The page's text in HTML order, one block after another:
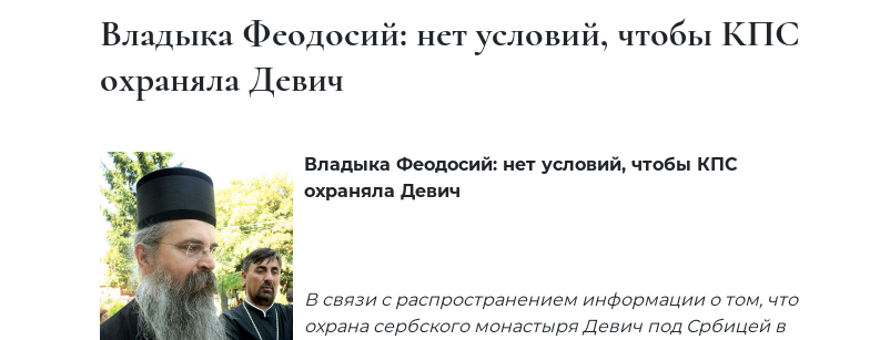
Владыка Феодосий: нет условий, чтобы КПС
охраняла Девич
Владыка Феодосий: нет условий, чтобы КПС
охраняла Девич
В связи с распространением информации о том, что
охрана сербского монастыря Девич под Србицей в